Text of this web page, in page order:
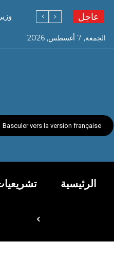
عاجل
الجمعة, 7 أغسطس, 2026
Basculer vers la version française
الرئيسية تشريعيات